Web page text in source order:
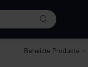
Beheizte Produkte